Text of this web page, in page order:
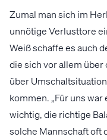
Zumal man sich im
unnötige Verlusttore
Weiß schaffe es auch
die sich vor allem
über
kommen. „Für uns
wichtig, die richtige
solche Mannschaft oft